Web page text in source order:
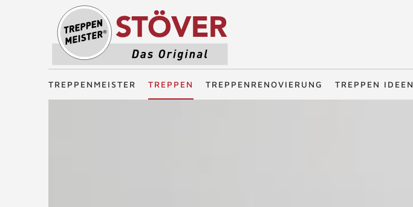
Treppenmeister - Das Original
TREPPENMEISTER TREPPEN TREPPENRENOVIERUNG TREPPEN IDEEN